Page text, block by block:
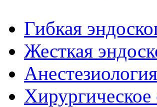
Гибкая
Жесткая
Хирургическое